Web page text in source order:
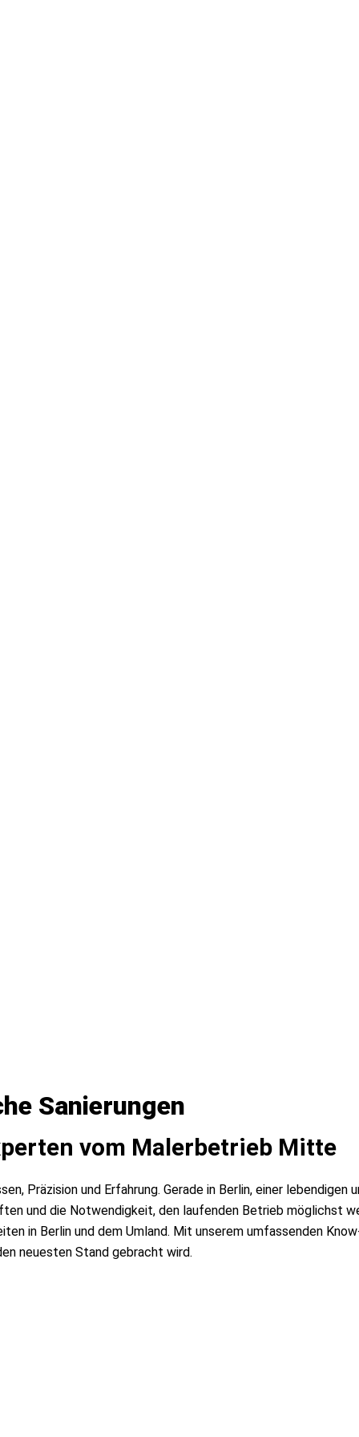
Sanierungen
vom Malerbetrieb Mitte
Präzision und Erfahrung. Gerade in Berlin, einer lebendigen
und die Notwendigkeit, den laufenden Betrieb möglichst
in Berlin und dem Umland. Mit unserem umfassenden
neuesten Stand gebracht wird.